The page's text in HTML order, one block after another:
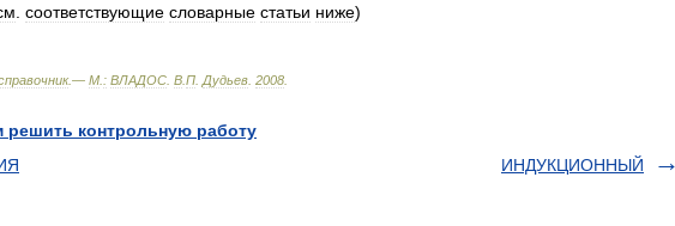
соответствующие словарные статьи ниже)
.— М : ВЛАДОС В П Дудьев 2008
контрольную работу
ИНДУКЦИОННЫЙ